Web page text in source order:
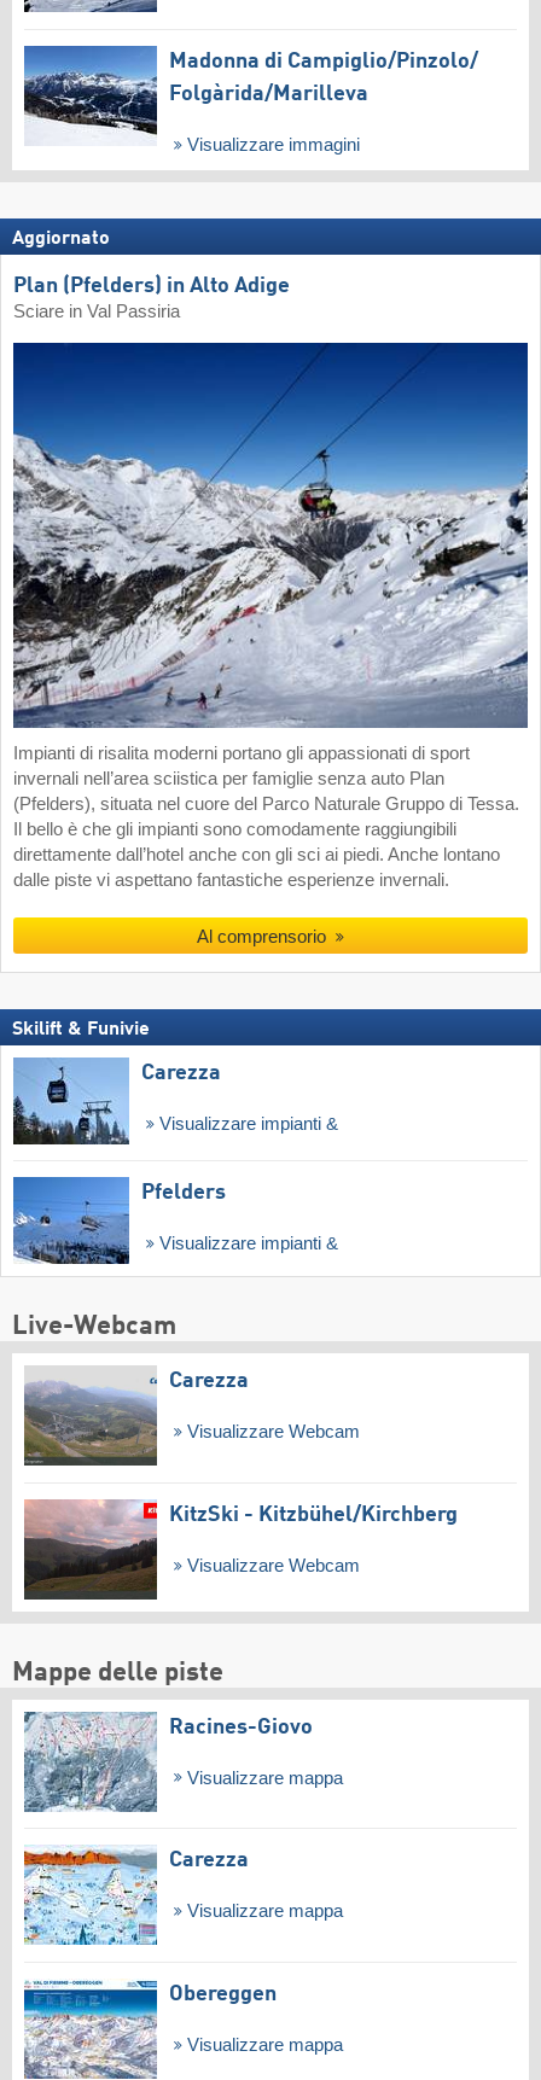
Madonna di Campiglio/​Pinzolo/​
Folgàrida/​Marilleva
Visualizzare immagini
Aggiornato
Plan (Pfelders) in Alto Adige
Sciare in Val Passiria
Impianti di risalita moderni portano gli appassionati di sport
invernali nell’area sciistica per famiglie senza auto Plan
(Pfelders), situata nel cuore del Parco Naturale Gruppo di Tessa.
Il bello è che gli impianti sono comodamente raggiungibili
direttamente dall’hotel anche con gli sci ai piedi. Anche lontano
dalle piste vi aspettano fantastiche esperienze invernali.
Al comprensorio
Skilift & Funivie
Carezza
Visualizzare impianti &
Pfelders
Visualizzare impianti &
Live-Webcam
Carezza
Visualizzare Webcam
KitzSki - Kitzbühel/​Kirchberg
Visualizzare Webcam
Mappe delle piste
Racines-Giovo
Visualizzare mappa
Carezza
Visualizzare mappa
Obereggen
Visualizzare mappa